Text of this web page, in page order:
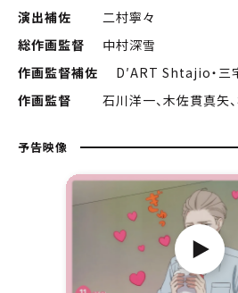
演出補佐
二村寧々
総作画監督
中村深雪
作画監督補佐
D′ART Shtajio・三
作画監督
石川洋一、木佐貫真矢
予告映像